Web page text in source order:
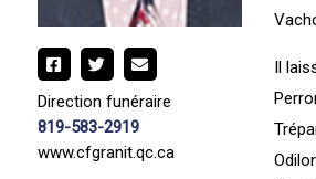
Direction funéraire
819-583-2919
www.cfgranit.qc.ca
Il